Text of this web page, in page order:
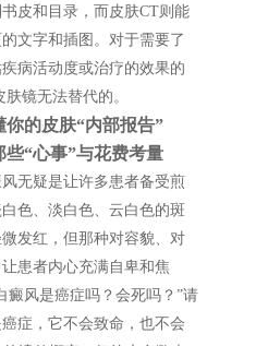
皮和目录，而皮肤CT则能
文字和插图。对于需要了
病活动度或治疗的效果的
镜无法替代的。
的皮肤“内部报告”
“心事”与花费考量
无疑是让许多患者备受煎
色、淡白色、云白色的斑
发红，但那种对容貌、对
患者内心充满自卑和焦
癜风是癌症吗？会死吗？”请
症，它不会致命，也不会